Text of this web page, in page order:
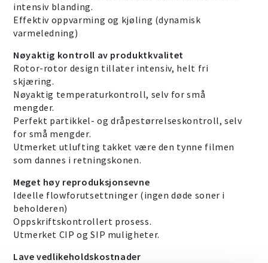
intensiv blanding.
Effektiv oppvarming og kjøling (dynamisk
varmeledning)
Nøyaktig kontroll av produktkvalitet
Rotor-rotor design tillater intensiv, helt fri
skjæring.
Nøyaktig temperaturkontroll, selv for små
mengder.
Perfekt partikkel- og dråpestørrelseskontroll, selv
for små mengder.
Utmerket utlufting takket være den tynne filmen
som dannes i retningskonen.
Meget høy reproduksjonsevne
Ideelle flowforutsettninger (ingen døde soner i
beholderen)
Oppskriftskontrollert prosess.
Utmerket CIP og SIP muligheter.
Lave vedlikeholdskostnader